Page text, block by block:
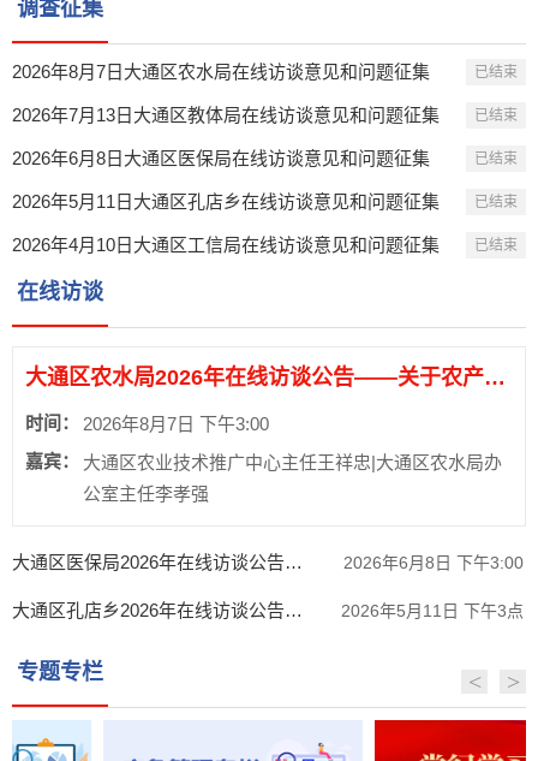
调查征集
2026年8月7日大通区农水局在线访谈意见和问题征集 已结束
2026年7月13日大通区教体局在线访谈意见和问题征集 已结束
2026年6月8日大通区医保局在线访谈意见和问题征集 已结束
2026年5月11日大通区孔店乡在线访谈意见和问题征集 已结束
2026年4月10日大通区工信局在线访谈意见和问题征集 已结束
在线访谈
大通区农水局2026年在线访谈公告——关于农产品承诺达标合格证相关政策解读
时间：
2026年8月7日 下午3:00
嘉宾：
大通区农业技术推广中心主任王祥忠|大通区农水局办
公室主任李孝强
大通区医保局2026年在线访谈公告——关于医疗救助的相关政策解读 2026年6月8日 下午3:00
大通区孔店乡2026年在线访谈公告——关于高龄津贴、孤儿、事实无人抚养儿童相关政策解读 2026年5月11日 下午3点
专题专栏 < >